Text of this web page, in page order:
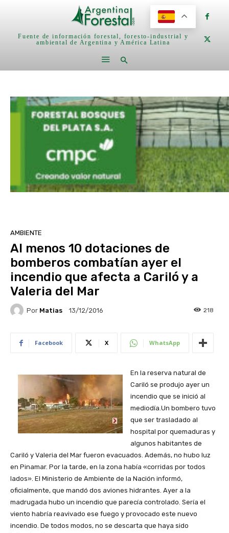
Fuente de información forestal, foresto-industrial y
ambiental de Argentina y América Latina
AMBIENTE
Al menos 10 dotaciones de
bomberos combatían ayer el
incendio que afecta a Cariló y a
Valeria del Mar
Por Matias 13/12/2016 218
Facebook X WhatsApp
En la reserva natural de
Cariló se produjo ayer un
incendio que se inició al
mediodía.Un bombero tuvo
que ser trasladado al
hospital por quemaduras y
algunos habitantes de
Cariló y Valeria del Mar fueron evacuados. Además, no hubo luz
en Pinamar. Por la tarde, en la zona había «corridas por todos
lados». El Ministerio de Ambiente de la Nación informó,
oficialmente, que mandó dos aviones hidrantes. Ayer a la
madrugada hubo un incendio que parecía controlado. Sería el
viento habría reavivado ese fuego y provocado este nuevo
incendio. De todos modos, no se descarta que haya sido